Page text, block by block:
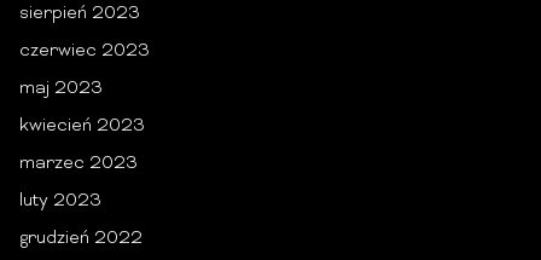
sierpień 2023
czerwiec 2023
maj 2023
kwiecień 2023
marzec 2023
luty 2023
grudzień 2022